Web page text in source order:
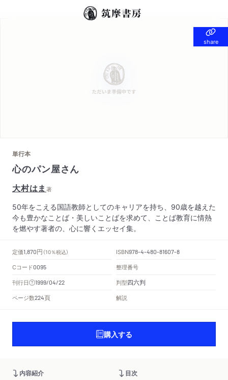
share
share
単行本
心のパン屋さん
大村はま著
50年をこえる国語教師としてのキャリアを持ち、90歳を越えた
今も豊かなことば・美しいことばを求めて、ことば教育に情熱
を燃やす著者の、心に響くエッセイ集。
定価1,870円 （10％税込） ISBN978-4-480-81607-8
Cコード0095
整理番号
刊行日
1999/04/22 判型四六判
ページ数224頁 解説
購入する
内容紹介 目次